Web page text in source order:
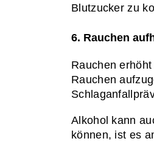
Blutzucker zu
6. Rauchen
Rauchen
Rauchen
Alkohol kann
können, ist es